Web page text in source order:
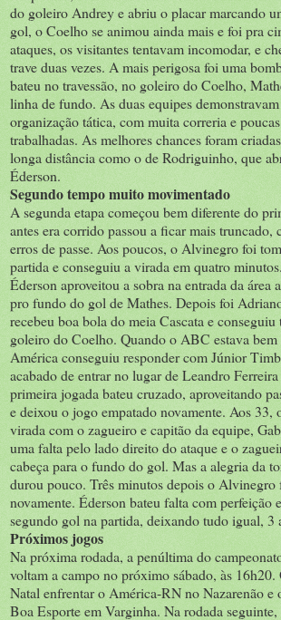
do goleiro Andrey e abriu o placar marcando
gol, o Coelho se animou ainda mais e foi pra
ataques, os visitantes tentavam incomodar, e
trave duas vezes. A mais perigosa foi uma
bateu no travessão, no goleiro do Coelho,
linha de fundo. As duas equipes
organização tática, com muita correria e
trabalhadas. As melhores chances foram
longa distância como o de Rodriguinho, que
Éderson.
Segundo tempo muito movimentado
A segunda etapa começou bem diferente do
antes era corrido passou a ficar mais truncado,
erros de passe. Aos poucos, o Alvinegro foi
partida e conseguiu a virada em quatro
Éderson aproveitou a sobra na entrada da área
pro fundo do gol de Mathes. Depois foi
recebeu boa bola do meia Cascata e conseguiu
goleiro do Coelho. Quando o ABC estava
América conseguiu responder com Júnior
acabado de entrar no lugar de Leandro
primeira jogada bateu cruzado, aproveitando
e deixou o jogo empatado novamente. Aos 33,
virada com o zagueiro e capitão da equipe,
uma falta pelo lado direito do ataque e o
cabeça para o fundo do gol. Mas a alegria da
durou pouco. Três minutos depois o Alvinegro
novamente. Éderson bateu falta com perfeição
segundo gol na partida, deixando tudo igual, 3
Próximos jogos
Na próxima rodada, a penúltima do
voltam a campo no próximo sábado, às
Natal enfrentar o América-RN no Nazarenão
Boa Esporte em Varginha. Na rodada